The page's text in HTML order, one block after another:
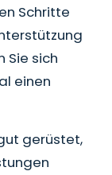
Schritte
Sie sich
einen
gerüstet,